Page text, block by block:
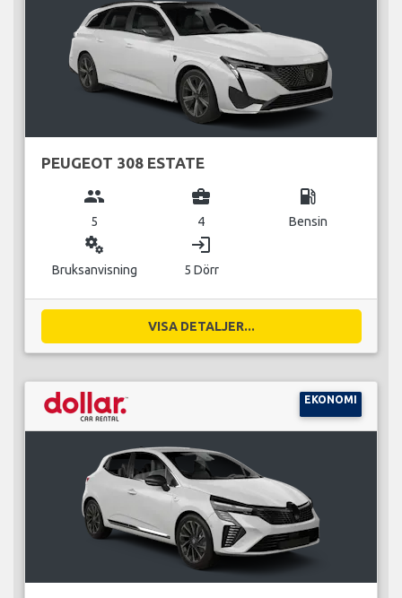
PEUGEOT 308 ESTATE
group
5
business_center
4
local_gas_station
Bensin
miscellaneous_services
Bruksanvisning
login
5 Dörr
VISA DETALJER...
EKONOMI